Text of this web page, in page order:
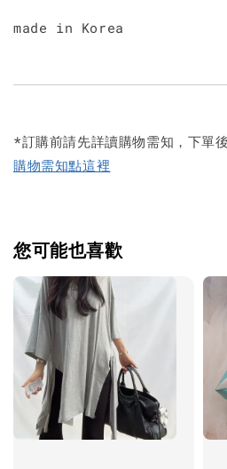
made in Korea
*訂購前請先詳讀購物需知，下單
購物需知點這裡
您可能也喜歡